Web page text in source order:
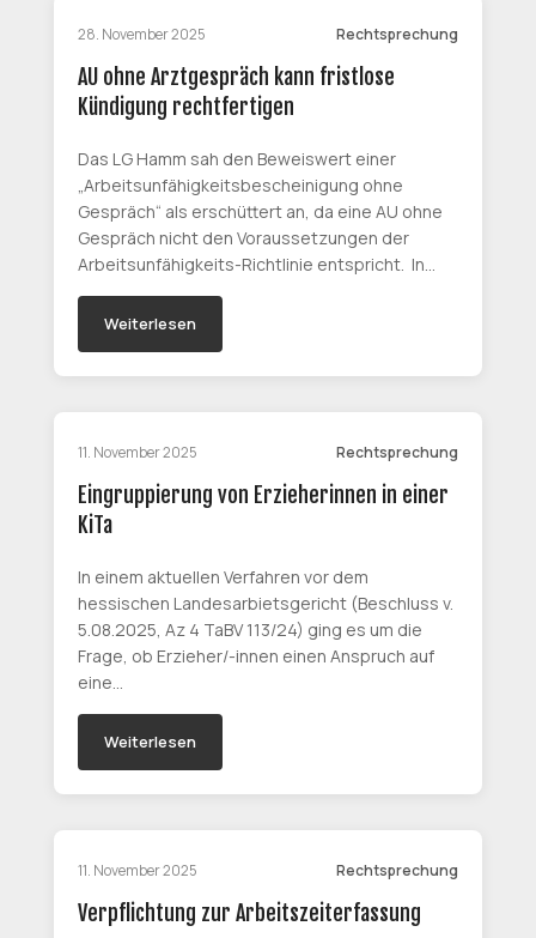
28. November 2025 Rechtsprechung
AU ohne Arztgespräch kann fristlose
Kündigung rechtfertigen
Das LG Hamm sah den Beweiswert einer
„Arbeitsunfähigkeitsbescheinigung ohne
Gespräch“ als erschüttert an, da eine AU ohne
Gespräch nicht den Voraussetzungen der
Arbeitsunfähigkeits-Richtlinie entspricht. In…
Weiterlesen
11. November 2025 Rechtsprechung
Eingruppierung von Erzieherinnen in einer
KiTa
In einem aktuellen Verfahren vor dem
hessischen Landesarbietsgericht (Beschluss v.
5.08.2025, Az 4 TaBV 113/24) ging es um die
Frage, ob Erzieher/-innen einen Anspruch auf
eine…
Weiterlesen
11. November 2025 Rechtsprechung
Verpflichtung zur Arbeitszeiterfassung